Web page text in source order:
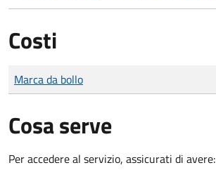
Costi
Tipo di pagamento
Importo
Marca da bollo
Cosa serve
Per accedere al servizio, assicurati di avere: